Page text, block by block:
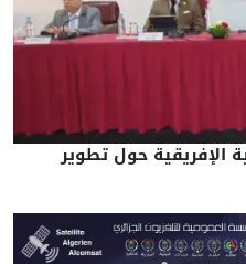
الإفريقية حول تطوير